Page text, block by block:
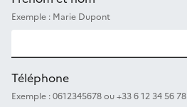
Exemple : Marie Dupont
Téléphone
Exemple : 0612345678 ou +33 6 12 34 56 78